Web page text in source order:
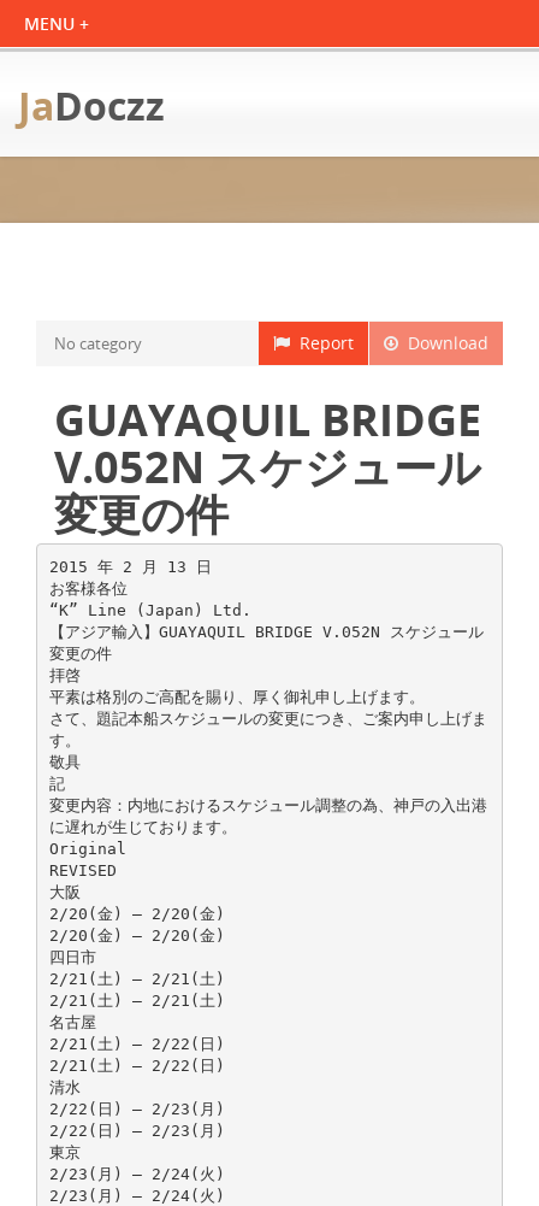
JaDoczz
Download
Report
No category
GUAYAQUIL BRIDGE
V.052N スケジュール
変更の件
2015 年 2 月 13 日
お客様各位
“K” Line (Japan) Ltd.
【アジア輸入】GUAYAQUIL BRIDGE V.052N スケジュール
変更の件
拝啓
平素は格別のご高配を賜り、厚く御礼申し上げます。
さて、題記本船スケジュールの変更につき、ご案内申し上げま
す。
敬具
記
変更内容：内地におけるスケジュール調整の為、神戸の入出港
に遅れが生じております。
Original
REVISED
大阪
2/20(金) – 2/20(金)
2/20(金) – 2/20(金)
四日市
2/21(土) – 2/21(土)
2/21(土) – 2/21(土)
名古屋
2/21(土) – 2/22(日)
2/21(土) – 2/22(日)
清水
2/22(日) – 2/23(月)
2/22(日) – 2/23(月)
東京
2/23(月) – 2/24(火)
2/23(月) – 2/24(火)